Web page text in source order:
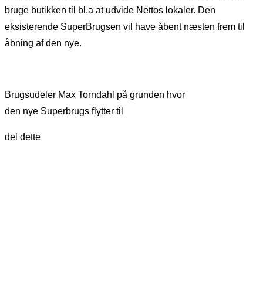
bruge butikken til bl.a at udvide Nettos lokaler. Den
eksisterende SuperBrugsen vil have åbent næsten frem til
åbning af den nye.
Brugsudeler Max Torndahl på grunden hvor
den nye Superbrugs flytter til
del dette